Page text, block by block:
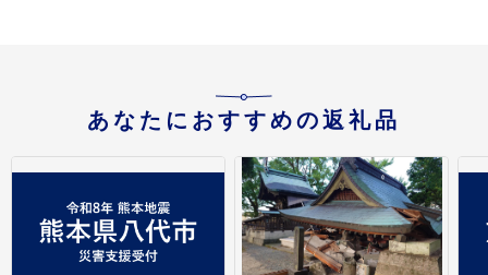
あなたにおすすめの返礼品